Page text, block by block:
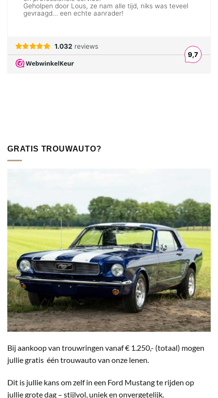
GRATIS TROUWAUTO?
Bij aankoop van trouwringen vanaf € 1.250,- (totaal) mogen
jullie gratis één trouwauto van onze lenen.
Dit is jullie kans om zelf in een Ford Mustang te rijden op
jullie grote dag – stijlvol, uniek en onvergetelijk.